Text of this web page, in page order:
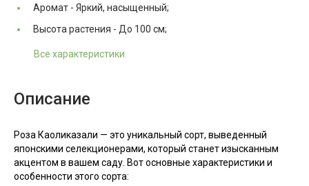
Аромат - Яркий, насыщенный;
Высота растения - До 100 см;
Все характеристики
Описание
Роза Каоликазали — это уникальный сорт, выведенный
японскими селекционерами, который станет изысканным
акцентом в вашем саду. Вот основные характеристики и
особенности этого сорта: